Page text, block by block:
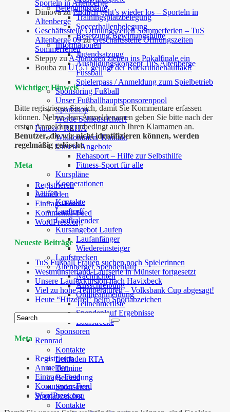
Belegungspläne
Trainingsplatzbelegung
Soccerhallenbelegung
Besetzung Bewirtungshütte
Informationen
Jugendsatzung
Ausbildungskonzept TuS Altenberge
Fussball
Spielerpass / Anmeldung zum Spielbetrieb
Sponsoring Fußball
Unser Fußballhauptsponsorenpool
Sportshop
Werde Schiedsrichter!
Fitness / REHA
Willkommen/ Kontakt
Unsere Angebote
Rehasport – Hilfe zur Selbsthilfe
Fitness-Sport für alle
Kurspläne
Kooperationen
Laufen
Kontakte
Lauftreff
Laufkalender
Kursangebot Laufen
Laufanfänger
Wiedereinsteiger
Laufstrecken
Altenberger Spendenlauf
Nachrichten
Ausschreibung
Onlineanmeldung
Teilnehmerliste
Spendenlauf Ergebnisse
Laufstrecke
Sponsoren
Rennrad
Kontakte
Leitfaden RTA
Termine
Bekleidung
Sponsoren
Sportabzeichen
Kontakte
Sporteln in Altenberge
DimovazuEndlich geht’s wieder los – Sporteln in
Altenberge
Geschäftsstelle Öffnungszeiten Sommerferien – TuS
Altenberge 09zuGeschäftsstelle Öffnungszeiten
Sommerferien
Steppy zuA-Junioren ziehen ins Pokalfinale ein
Bouba zuU15.1 gelingt der Rückrundenauftakt!
Wichtiger Hinweis
Bitte registrieren Sie sich, damit Sie Kommentare erfassen
können. Neben dem Anmeldenamen geben Sie bitte nach der
ersten Anmeldung unbedingt auch Ihren Klarnamen an.
Benutzer, die wir nicht identifizieren können, werden
regelmäßig gelöscht.
Meta
Registrieren
Anmelden
Eintrags-Feed
Kommentar-Feed
WordPress.org
Neueste Beiträge
TuS Fußball Frauen suchen noch Spielerinnen
Westmünsterland-Laufserie in Münster fortgesetzt
Unsere Laufexkursion nach Havixbeck
Viel zu hohe Temperaturen – Volksbank Cup abgesagt!
Heute “Hitzefrei” beim Sportabzeichen
Meta
Registrieren
Anmelden
Eintrags-Feed
Kommentar-Feed
WordPress.org